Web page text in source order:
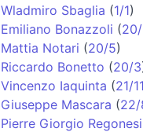
Wladmiro Sbaglia (1/1)
Emiliano Bonazzoli (20/
Mattia Notari (20/5)
Riccardo Bonetto (20/3
Vincenzo Iaquinta (21/11
Giuseppe Mascara (22/
Pierre Giorgio Regonesi